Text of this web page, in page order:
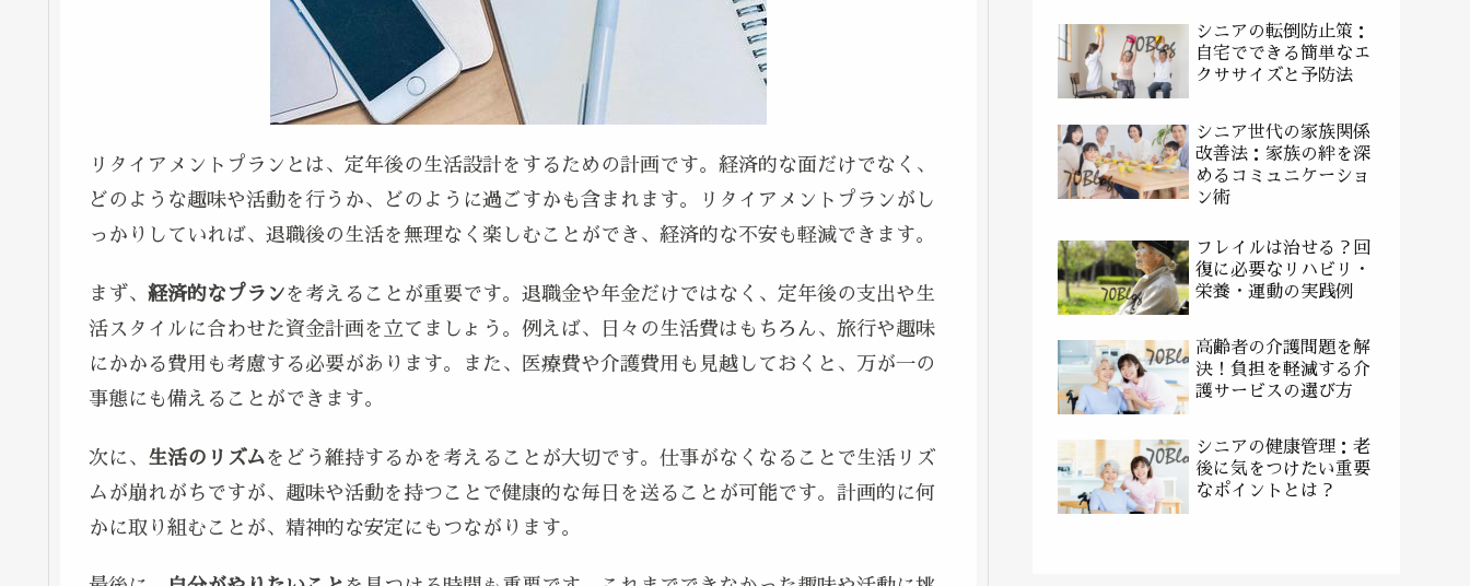
リタイアメントプランとは、定年後の生活設計をするための計画です。経済的な面だけでなく、
どのような趣味や活動を行うか、どのように過ごすかも含まれます。リタイアメントプランがし
っかりしていれば、退職後の生活を無理なく楽しむことができ、経済的な不安も軽減できます。
まず、 経済的なプランを考えることが重要です。退職金や年金だけではなく、定年後の支出や生
活スタイルに合わせた資金計画を立てましょう。例えば、日々の生活費はもちろん、旅行や趣味
にかかる費用も考慮する必要があります。また、医療費や介護費用も見越しておくと、万が一の
事態にも備えることができます。
次に、 生活のリズムをどう維持するかを考えることが大切です。仕事がなくなることで生活リズ
ムが崩れがちですが、趣味や活動を持つことで健康的な毎日を送ることが可能です。計画的に何
かに取り組むことが、精神的な安定にもつながります。
シニアの転倒防止策：
自宅でできる簡単なエ
クササイズと予防法
シニア世代の家族関係
改善法：家族の絆を深
めるコミュニケーショ
ン術
フレイルは治せる？回
復に必要なリハビリ・
栄養・運動の実践例
高齢者の介護問題を解
決！負担を軽減する介
護サービスの選び方
シニアの健康管理：老
後に気をつけたい重要
なポイントとは？